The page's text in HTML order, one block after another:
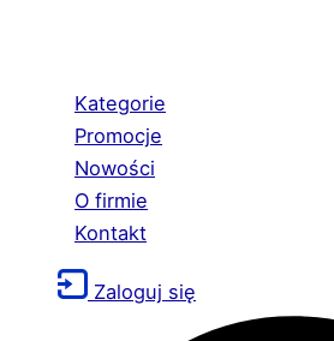
Kategorie
Promocje
Nowości
O firmie
Kontakt
Zaloguj się